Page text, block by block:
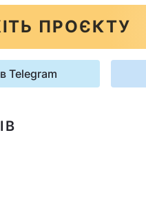
ПРОЄКТУ
Telegram